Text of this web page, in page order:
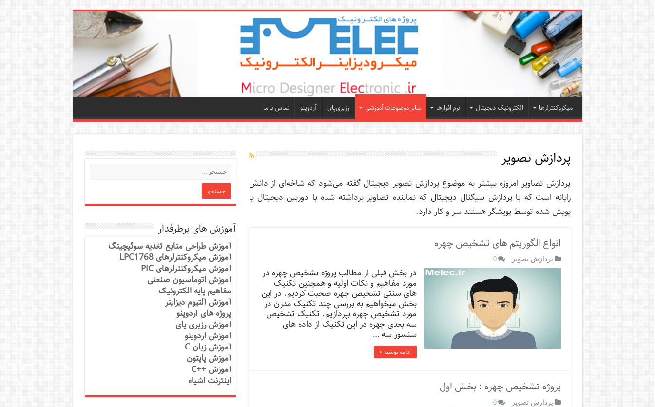
میکروکنترلرها الکترونیک دیجیتال نرم افزارها سایر موضوعات آموزشی رزبری‌پای آردوینو تماس با ما
پردازش تصویر
پردازش تصاویر امروزه بیشتر به موضوع پردازش تصویر دیجیتال گفته می‌شود که شاخه‌ای از دانش
رایانه است که با پردازش سیگنال دیجیتال که نماینده تصاویر برداشته شده با دوربین دیجیتال یا
پویش شده توسط پویشگر هستند سر و کار دارد.
انواع الگوریتم های تشخیص چهره
پردازش تصویر 0
در بخش قبلی از مطالب پروژه تشخیص چهره در
مورد مفاهیم و نکات اولیه و همچنین تکنیک
های سنتی تشخیص چهره صحبت کردیم. در این
بخش میخواهیم به بررسی چند تکنیک مدرن در
مورد تشخیص چهره بپردازیم. تکنیک تشخیص
سه بعدی چهره در این تکنیک از داده های
سنسور سه …
ادامه نوشته »
پروژه تشخیص چهره : بخش اول
پردازش تصویر 0
آموزش های پرطرفدار
آموزش طراحی منابع تغذیه سوئیچینگ
آموزش میکروکنترلرهای LPC1768
آموزش میکروکنترلرهای PIC
آموزش اتوماسیون صنعتی
مفاهیم پایه الکترونیک
آموزش آلتیوم دیزاینر
پروژه های آردوینو
آموزش رزبری پای
آموزش آردوینو
آموزش زبان C
آموزش پایتون
آموزش ++C
اینترنت اشیاء